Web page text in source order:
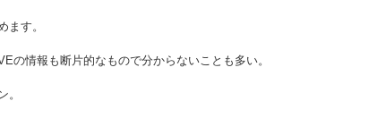
ます。
の情報も断片的なもので分からないことも多い。
。